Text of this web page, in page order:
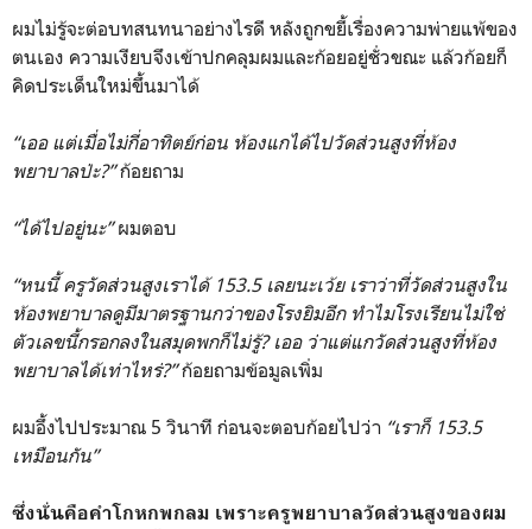
ผมไม่รู้จะต่อบทสนทนาอย่างไรดี หลังถูกขยี้เรื่องความพ่ายแพ้ของ
ตนเอง ความเงียบจึงเข้าปกคลุมผมและก้อยอยู่ชั่วขณะ แล้วก้อยก็
คิดประเด็นใหม่ขึ้นมาได้
“เออ แต่เมื่อไม่กี่อาทิตย์ก่อน ห้องแกได้ไปวัดส่วนสูงที่ห้อง
พยาบาลป่ะ?”ก้อยถาม
“ได้ไปอยู่นะ”ผมตอบ
“หนนี้ ครูวัดส่วนสูงเราได้ 153.5 เลยนะเว้ย เราว่าที่วัดส่วนสูงใน
ห้องพยาบาลดูมีมาตรฐานกว่าของโรงยิมอีก ทำไมโรงเรียนไม่ใช่
ตัวเลขนี้กรอกลงในสมุดพกก็ไม่รู้? เออ ว่าแต่แกวัดส่วนสูงที่ห้อง
พยาบาลได้เท่าไหร่?”ก้อยถามข้อมูลเพิ่ม
ผมอึ้งไปประมาณ 5 วินาที ก่อนจะตอบก้อยไปว่า “เราก็ 153.5
เหมือนกัน”
ซึ่งนั่นคือคำโกหกพกลม เพราะครูพยาบาลวัดส่วนสูงของผม